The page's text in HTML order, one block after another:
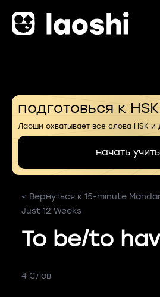
подготовься к HSK
Лаоши охватывает все слова HSK
начать
< Вернуться к 15-minute
Just 12 Weeks
To be/to
4 Слов